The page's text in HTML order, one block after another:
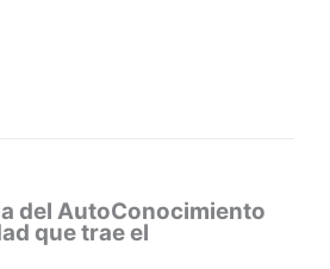
del AutoConocimiento
que trae el